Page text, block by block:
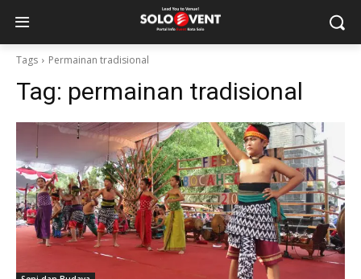
Tags Permainan tradisional
Tag: permainan tradisional